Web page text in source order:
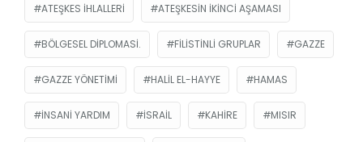
ATEŞKES IHLALLERI ATEŞKESIN IKINCI AŞAMASI
BÖLGESEL DIPLOMASI. FILISTINLI GRUPLAR GAZZE
GAZZE YÖNETIMI HALIL EL-HAYYE HAMAS
INSANI YARDIM ISRAIL KAHIRE MISIR